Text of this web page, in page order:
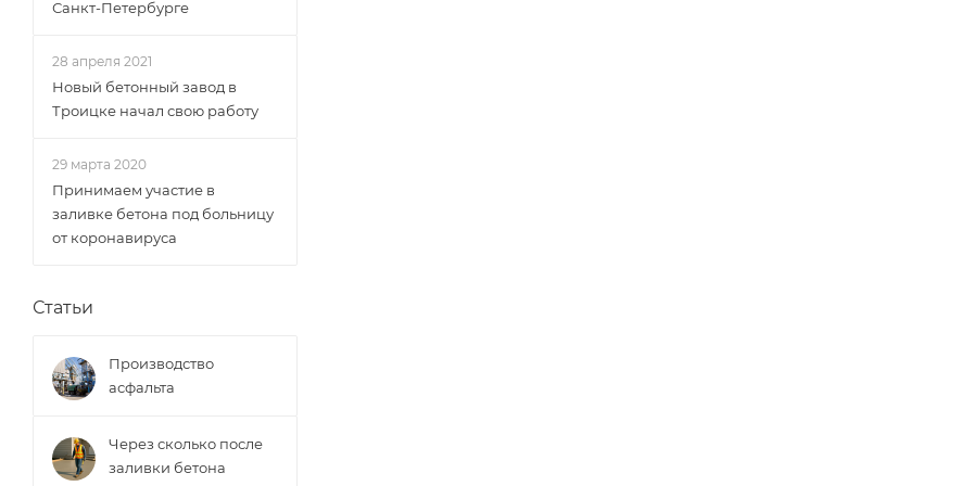
Санкт-Петербурге
28 апреля 2021
Новый бетонный завод в
Троицке начал свою работу
29 марта 2020
Принимаем участие в
заливке бетона под больницу
от коронавируса
Статьи
Производство
асфальта
Через сколько после
заливки бетона